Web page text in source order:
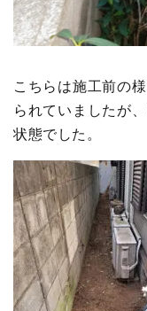
こちらは施工前の
られていましたが
状態でした。